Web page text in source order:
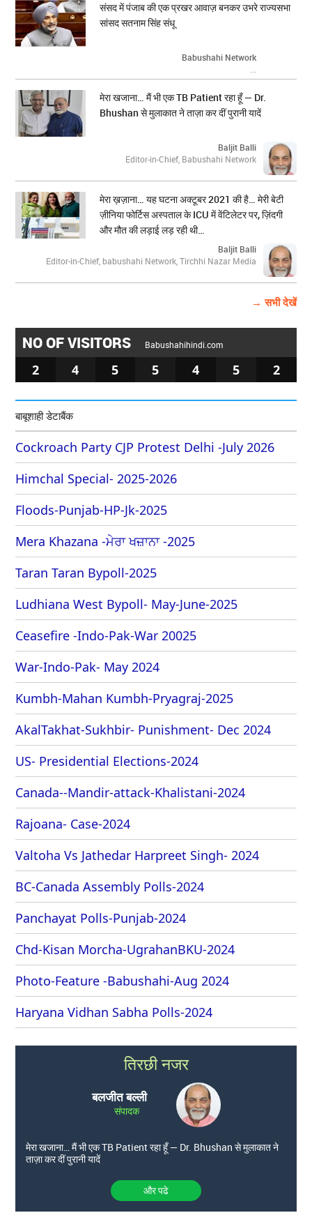
संसद में पंजाब की एक प्रखर आवाज़ बनकर उभरे राज्यसभा
सांसद सतनाम सिंह संधू
Babushahi Network
...
मेरा खजाना… मैं भी एक TB Patient रहा हूँ — Dr.
Bhushan से मुलाकात ने ताज़ा कर दीं पुरानी यादें
Baljit Balli
Editor-in-Chief, Babushahi Network
मेरा ख़ज़ाना… यह घटना अक्टूबर 2021 की है… मेरी बेटी
ज़ीनिया फोर्टिस अस्पताल के ICU में वेंटिलेटर पर, ज़िंदगी
और मौत की लड़ाई लड़ रही थी…
Baljit Balli
Editor-in-Chief, babushahi Network, Tirchhi Nazar Media
→ सभी देखें
NO OF VISITORS Babushahihindi.com
2 4 5 5 4 5 2
बाबूशाही डेटाबैंक
Cockroach Party CJP Protest Delhi -July 2026
Himchal Special- 2025-2026
Floods-Punjab-HP-Jk-2025
Mera Khazana -ਮੇਰਾ ਖਜ਼ਾਨਾ -2025
Taran Taran Bypoll-2025
Ludhiana West Bypoll- May-June-2025
Ceasefire -Indo-Pak-War 20025
War-Indo-Pak- May 2024
Kumbh-Mahan Kumbh-Pryagraj-2025
AkalTakhat-Sukhbir- Punishment- Dec 2024
US- Presidential Elections-2024
Canada--Mandir-attack-Khalistani-2024
Rajoana- Case-2024
Valtoha Vs Jathedar Harpreet Singh- 2024
BC-Canada Assembly Polls-2024
Panchayat Polls-Punjab-2024
Chd-Kisan Morcha-UgrahanBKU-2024
Photo-Feature -Babushahi-Aug 2024
Haryana Vidhan Sabha Polls-2024
तिरछी नजर
बलजीत बल्ली
संपादक
मेरा खजाना… मैं भी एक TB Patient रहा हूँ — Dr. Bhushan से मुलाकात ने
ताज़ा कर दीं पुरानी यादें
और पढे